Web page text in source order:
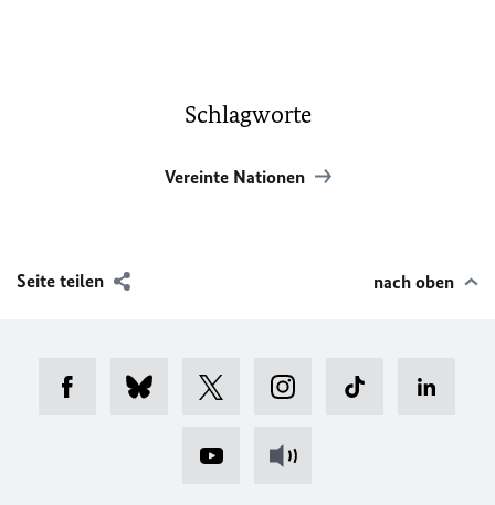
Schlagworte
Vereinte Nationen
Seite teilen nach oben